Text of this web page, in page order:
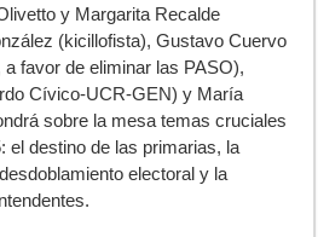
y Margarita Recalde
(kicillofista), Gustavo Cuervo
favor de eliminar las PASO),
Cívico-UCR-GEN) y María
sobre la mesa temas cruciales
el destino de las primarias, la
electoral y la